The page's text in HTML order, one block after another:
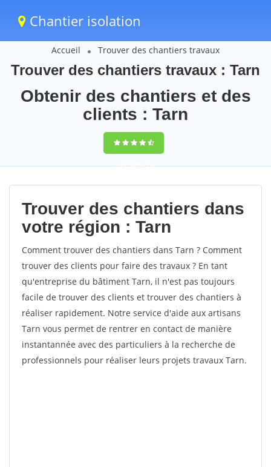
Chantier isolation
Accueil Trouver des chantiers travaux
Trouver des chantiers travaux : Tarn
Obtenir des chantiers et des
clients : Tarn
9,5(100%)70
votes
Trouver des chantiers dans
votre région : Tarn
Comment trouver des chantiers dans Tarn ? Comment
trouver des clients pour faire des travaux ? En tant
qu'entreprise du bâtiment Tarn, il n'est pas toujours
facile de trouver des clients et trouver des chantiers à
réaliser rapidement. Notre service d'aide aux artisans
Tarn vous permet de rentrer en contact de manière
instantannée avec des particuliers à la recherche de
professionnels pour réaliser leurs projets travaux Tarn.